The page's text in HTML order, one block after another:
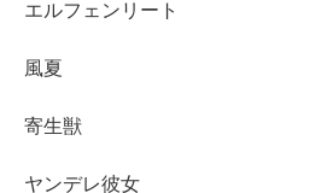
エルフェンリート
風夏
寄生獣
ヤンデレ彼女